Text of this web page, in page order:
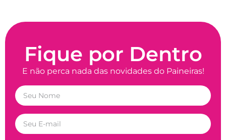
Fique por Dentro
E não perca nada das novidades do Paineiras!